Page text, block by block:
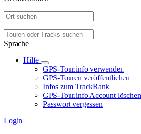
Sprache
Hilfe
GPS-Tour.info verwenden
GPS-Touren veröffentlichen
Infos zum TrackRank
GPS-Tour.info Account löschen
Passwort vergessen
Login